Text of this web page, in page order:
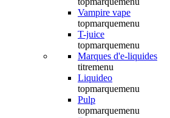
Vampire vape
topmarquemenu
T-juice
topmarquemenu
Marques d'e-liquides
titremenu
Liquideo
topmarquemenu
Pulp
topmarquemenu